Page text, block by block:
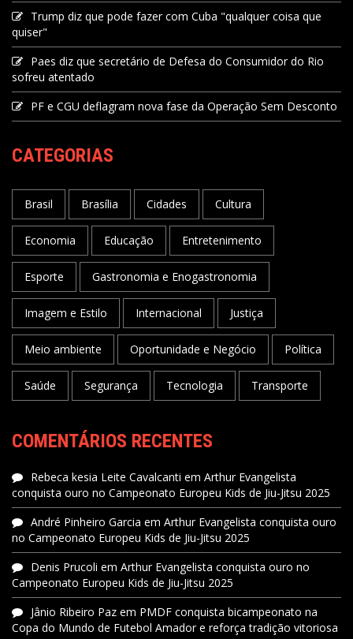
Trump diz que pode fazer com Cuba "qualquer coisa que
quiser"
Paes diz que secretário de Defesa do Consumidor do Rio
sofreu atentado
PF e CGU deflagram nova fase da Operação Sem Desconto
CATEGORIAS
Brasil Brasília Cidades Cultura
Economia Educação Entretenimento
Esporte Gastronomia e Enogastronomia
Imagem e Estilo Internacional Justiça
Meio ambiente Oportunidade e Negócio Política
Saúde Segurança Tecnologia Transporte
COMENTÁRIOS RECENTES
Rebeca kesia Leite Cavalcanti em Arthur Evangelista
conquista ouro no Campeonato Europeu Kids de Jiu-Jitsu 2025
André Pinheiro Garcia em Arthur Evangelista conquista ouro
no Campeonato Europeu Kids de Jiu-Jitsu 2025
Denis Prucoli em Arthur Evangelista conquista ouro no
Campeonato Europeu Kids de Jiu-Jitsu 2025
Jânio Ribeiro Paz em PMDF conquista bicampeonato na
Copa do Mundo de Futebol Amador e reforça tradição vitoriosa